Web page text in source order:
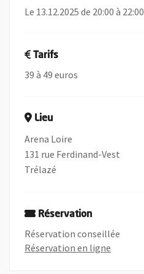
Le 13.12.2025 de 20:00 à 22:00
Tarifs
39 à 49 euros
Lieu
Arena Loire
131 rue Ferdinand-Vest
Trélazé
Réservation
Réservation conseillée
Réservation en ligne